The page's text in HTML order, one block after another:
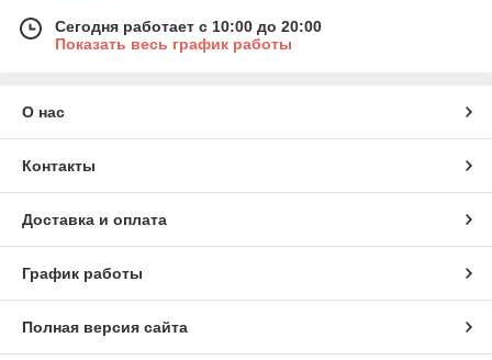
Сегодня работает с 10:00 до 20:00
Показать весь график работы
О нас
Контакты
Доставка и оплата
График работы
Полная версия сайта